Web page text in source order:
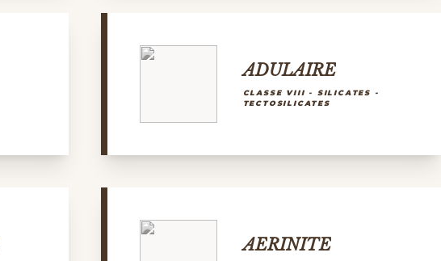
ADULAIRE
CLASSE VIII - SILICATES -
TECTOSILICATES
AERINITE